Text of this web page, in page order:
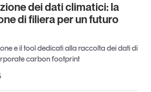
nella tua email
dei dati climatici: la
di filiera per un futuro
e il tool dedicati alla raccolta dei dati di
carbon footprint